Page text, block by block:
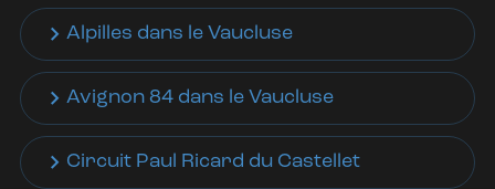
Alpilles dans le Vaucluse
Avignon 84 dans le Vaucluse
Circuit Paul Ricard du Castellet